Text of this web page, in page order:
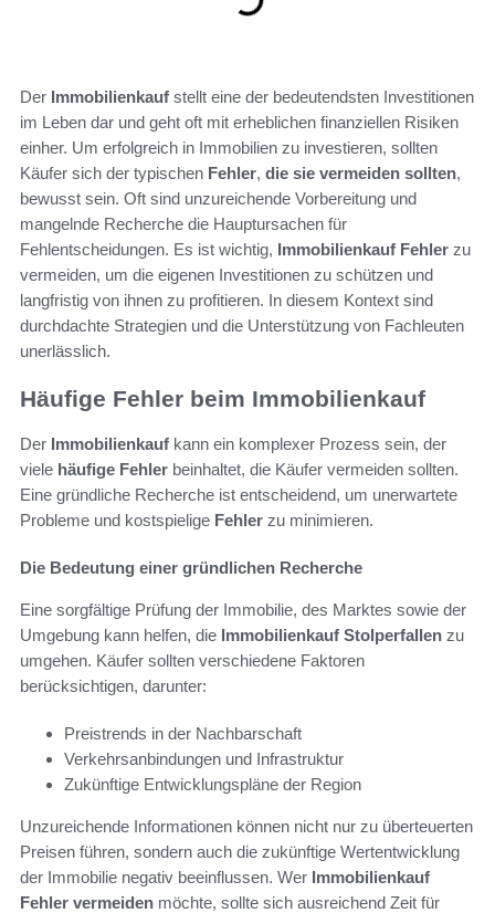
Der Immobilienkauf stellt eine der bedeutendsten Investitionen
im Leben dar und geht oft mit erheblichen finanziellen Risiken
einher. Um erfolgreich in Immobilien zu investieren, sollten
Käufer sich der typischen Fehler, die sie vermeiden sollten,
bewusst sein. Oft sind unzureichende Vorbereitung und
mangelnde Recherche die Hauptursachen für
Fehlentscheidungen. Es ist wichtig, Immobilienkauf Fehler zu
vermeiden, um die eigenen Investitionen zu schützen und
langfristig von ihnen zu profitieren. In diesem Kontext sind
durchdachte Strategien und die Unterstützung von Fachleuten
unerlässlich.
Häufige Fehler beim Immobilienkauf
Der Immobilienkauf kann ein komplexer Prozess sein, der
viele häufige Fehler beinhaltet, die Käufer vermeiden sollten.
Eine gründliche Recherche ist entscheidend, um unerwartete
Probleme und kostspielige Fehler zu minimieren.
Die Bedeutung einer gründlichen Recherche
Eine sorgfältige Prüfung der Immobilie, des Marktes sowie der
Umgebung kann helfen, die Immobilienkauf Stolperfallen zu
umgehen. Käufer sollten verschiedene Faktoren
berücksichtigen, darunter:
Preistrends in der Nachbarschaft
Verkehrsanbindungen und Infrastruktur
Zukünftige Entwicklungspläne der Region
Unzureichende Informationen können nicht nur zu überteuerten
Preisen führen, sondern auch die zukünftige Wertentwicklung
der Immobilie negativ beeinflussen. Wer Immobilienkauf
Fehler vermeiden möchte, sollte sich ausreichend Zeit für